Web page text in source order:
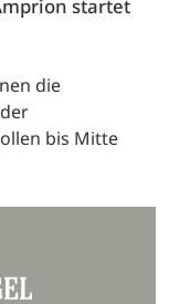
startet
die
bis Mitte